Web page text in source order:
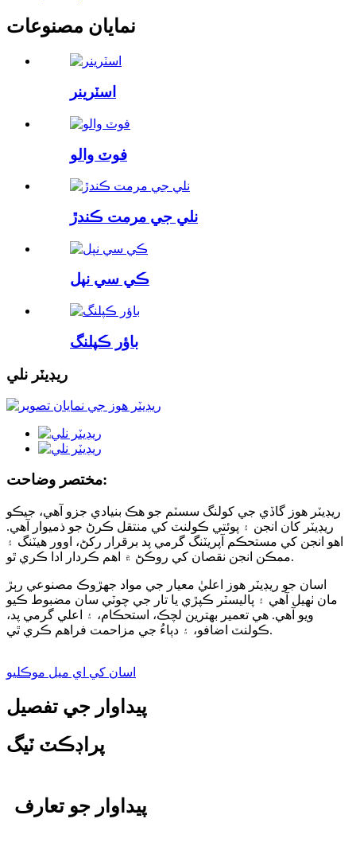
نمايان مصنوعات
اسٽرينر
فوٽ والو
نلي جي مرمت ڪندڙ
ڪي سي نپل
باؤر ڪپلنگ
ريڊيٽر نلي
مختصر وضاحت:
ريڊيٽر هوز گاڏي جي کولنگ سسٽم جو هڪ بنيادي جزو آهي، جيڪو
ريڊيٽر کان انجن ۽ پوئتي ڪولنٽ کي منتقل ڪرڻ جو ذميوار آهي.
اهو انجن کي مستحڪم آپريٽنگ گرمي پد برقرار رکڻ، اوور هيٽنگ ۽
ممڪن انجن نقصان کي روڪڻ ۾ اهم ڪردار ادا ڪري ٿو.
اسان جو ريڊيٽر هوز اعليٰ معيار جي مواد جهڙوڪ مصنوعي رٻڙ
مان ٺهيل آهي ۽ پاليسٽر ڪپڙي يا تار جي چوٽي سان مضبوط ڪيو
ويو آهي. هي تعمير بهترين لچڪ، استحڪام، ۽ اعلي گرمي پد،
ڪولنٽ اضافو، ۽ دٻاءُ جي مزاحمت فراهم ڪري ٿي.
اسان کي اي ميل موڪليو
پيداوار جي تفصيل
پراڊڪٽ ٽيگ
پيداوار جو تعارف